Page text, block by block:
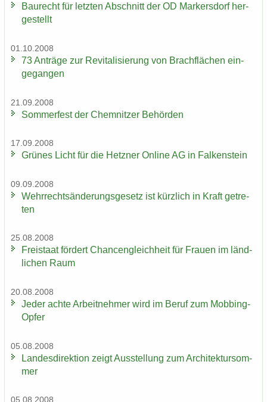
Bau­recht für letz­ten Ab­schnitt der OD Mar­kers­dorf her­
ge­stellt
01.10.2008
73 An­trä­ge zur Re­vi­ta­li­sie­rung von Brach­flä­chen ein­
ge­gan­gen
21.09.2008
Som­mer­fest der Chem­nit­zer Be­hör­den
17.09.2008
Grü­nes Licht für die Hetz­ner On­line AG in Fal­ken­stein
09.09.2008
Wehr­rechts­än­de­rungs­ge­setz ist kürz­lich in Kraft ge­tre­
ten
25.08.2008
Frei­staat för­dert Chan­cen­gleich­heit für Frau­en im länd­
li­chen Raum
20.08.2008
Jeder achte Ar­beit­neh­mer wird im Beruf zum Mobbing-​
Opfer
05.08.2008
Lan­des­di­rek­ti­on zeigt Aus­stel­lung zum Ar­chi­tek­tur­som­
mer
05.08.2008